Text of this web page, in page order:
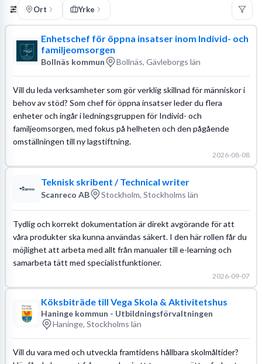
Ort Yrke
Enhetschef för öppna insatser inom Individ- och
familjeomsorgen
Bollnäs kommun Bollnäs, Gävleborgs län
Vill du leda verksamheter som gör verklig skillnad för människor i
behov av stöd? Som chef för öppna insatser leder du flera
enheter och ingår i ledningsgruppen för Individ- och
familjeomsorgen, med fokus på helheten och den pågående
omställningen till ny lagstiftning.
2026-08-08
Teknisk skribent / Technical writer
Scanreco AB Stockholm, Stockholms län
Tydlig och korrekt dokumentation är direkt avgörande för att
våra produkter ska kunna användas säkert. I den här rollen får du
möjlighet att arbeta med allt från manualer till e-learning och
samarbeta tätt med specialistfunktioner.
2026-09-07
Köksbiträde till Vega Skola & Aktivitetshus
Haninge kommun - Utbildningsförvaltningen
Haninge, Stockholms län
Vill du vara med och utveckla framtidens hållbara skolmåltider?